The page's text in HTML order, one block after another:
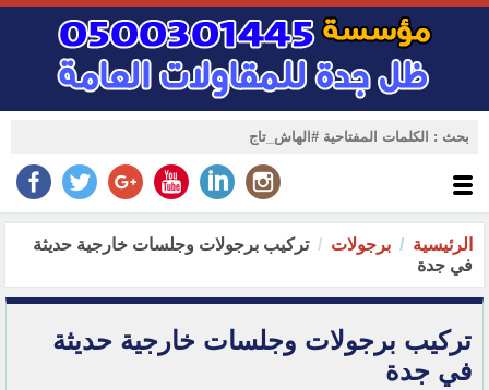
الرئيسية برجولات
تركيب برجولات وجلسات خارجية حديثة
في جدة
تركيب برجولات وجلسات خارجية حديثة
في جدة